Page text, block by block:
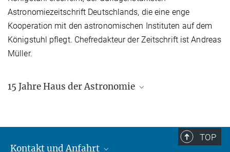
Astronomiezeitschrift Deutschlands, die eine enge
Kooperation mit den astronomischen Instituten auf dem
Königstuhl pflegt. Chefredakteur der Zeitschrift ist Andreas
Müller.
15 Jahre Haus der Astronomie
TOP
Kontakt und Anfahrt